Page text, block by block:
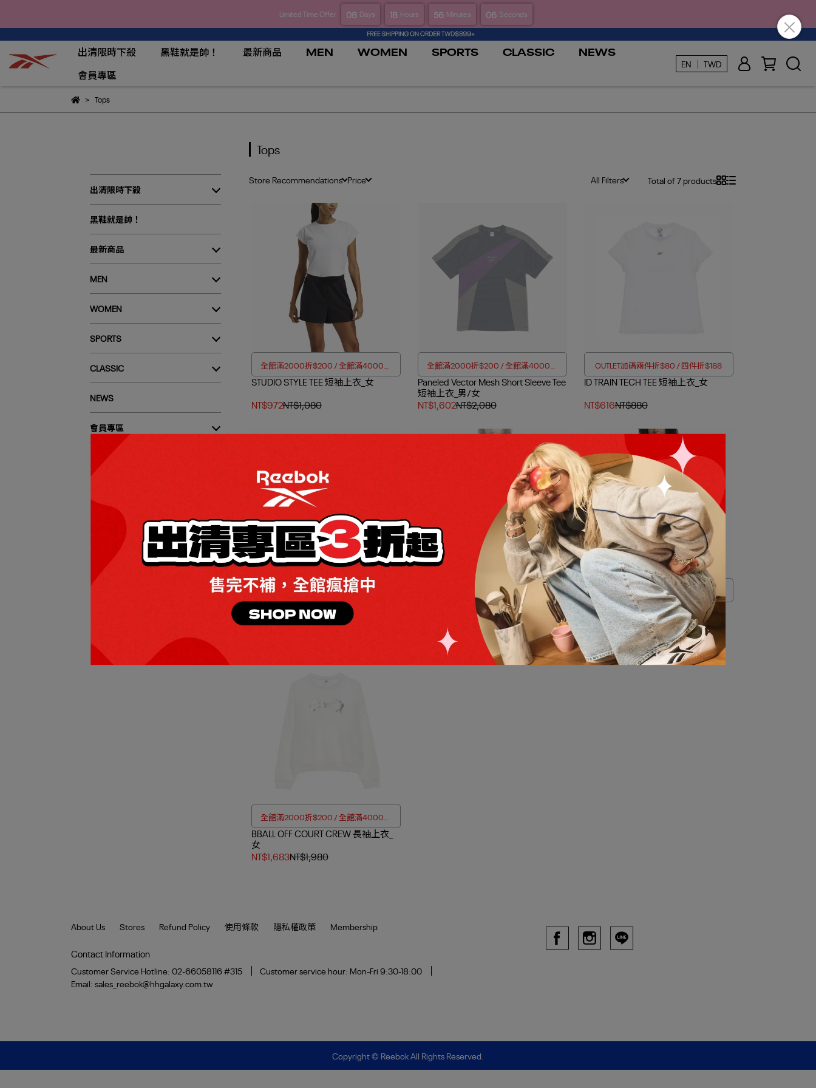
Limited Time Offer 08 Days 18 Hours 56 Minutes 05 Seconds
出清限時下殺 黑鞋就是帥！ 最新商品 MEN WOMEN SPORTS CLASSIC
NEWS
會員專區
EN ｜ TWD
Tops
出清限時下殺
黑鞋就是帥！
最新商品
MEN
WOMEN
SPORTS
CLASSIC
NEWS
會員專區
Tops
Store Recommendations Price All Filters Total of 7 products
全館滿2000折$200 / 全館滿4000折
$350
STUDIO STYLE TEE 短袖上衣_女
NT$972NT$1,080
全館滿2000折$200 / 全館滿4000折
$350
Paneled Vector Mesh Short Sleeve Tee
短袖上衣_男/女
NT$1,602NT$2,080
OUTLET加碼兩件折$80 / 四件折$188
ID TRAIN TECH TEE 短袖上衣_女
NT$616NT$880
OUTLET加碼兩件折$80 / 四件折$188
AE VECTOR TOP 短袖上衣_女
全館滿2000折$200 / 全館滿4000折
$350
IDE BRAND PROUD TEE 短袖上衣_女
NT$634 NT$880
OUTLET加碼兩件折$80 / 四件折$188
AE VECTOR TOP 短袖上衣_女
NT$566NT$1,380
全館滿2000折$200 / 全館滿4000折
$350
BBALL OFF COURT CREW 長袖上衣_
女
NT$1,683NT$1,980
About Us Stores Refund Policy 使用條款 隱私權政策 Membership
Contact Information
Customer Service Hotline: 02-66058116 #315
Customer service hour: Mon-Fri 9:30-18:00
Email: sales_reebok@hhgalaxy.com.tw
Copyright © ReebokAll Rights Reserved.